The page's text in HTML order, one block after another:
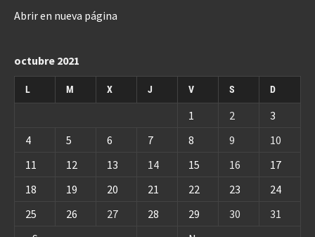
Abrir en nueva página
octubre 2021
L M X J V S D
1 2
3
4
5 6 7 8 9
10
11
12 13 14 15 16
17
18
19 20 21 22 23
24
25
26 27 28 29 30 31